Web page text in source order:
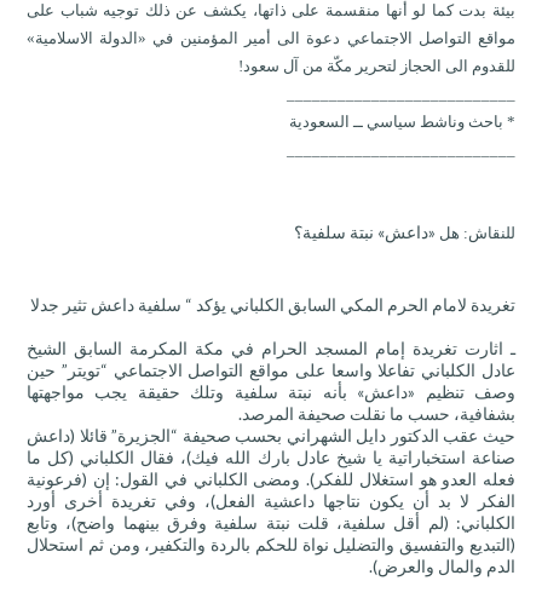
بيئة بدت كما لو أنها منقسمة على ذاتها، يكشف عن ذلك توجيه شباب على
مواقع التواصل الاجتماعي دعوة الى أمير المؤمنين في «الدولة الاسلامية»
للقدوم الى الحجاز لتحرير مكّة من آل سعود!
* باحث وناشط سياسي ــ السعودية
للنقاش: هل «داعش» نبتة سلفية؟
تغريدة لامام الحرم المكي السابق الكلباني يؤكد “ سلفية داعش تثير جدلا
ـ اثارت تغريدة إمام المسجد الحرام في مكة المكرمة السابق الشيخ
عادل الكلباني تفاعلا واسعا على مواقع التواصل الاجتماعي “تويتر” حين
وصف تنظيم «داعش» بأنه نبتة سلفية وتلك حقيقة يجب مواجهتها
بشفافية، حسب ما نقلت صحيفة المرصد.
حيث عقب الدكتور دايل الشهراني بحسب صحيفة “الجزيرة” قائلا (داعش
صناعة استخباراتية يا شيخ عادل بارك الله فيك)، فقال الكلباني (كل ما
فعله العدو هو استغلال للفكر). ومضى الكلباني في القول: إن (فر عونية
الفكر لا بد أن يكون نتاجها داعشية الفعل)، وفي تغريدة أخرى أورد
الكلباني: (لم أقل سلفية، قلت نبتة سلفية وفرق بينهما واضح)، وتابع
(التبديع والتفسيق والتضليل نواة للحكم بالردة والتكفير، ومن ثم استحلال
الدم والمال والعرض).